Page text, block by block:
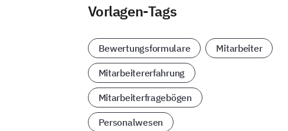
Vorlagen-Tags
Bewertungsformulare Mitarbeiter
Mitarbeitererfahrung
Mitarbeiterfragebögen
Personalwesen